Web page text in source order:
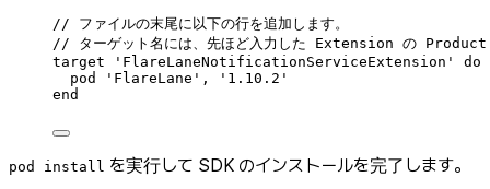
// ファイルの末尾に以下の行を追加します。
// ターゲット名には、先ほど入力した Extension の Product
target 'FlareLaneNotificationServiceExtension' do
pod 'FlareLane', ' 1.10.2 '
end
pod install を実行して SDK のインストールを完了します。